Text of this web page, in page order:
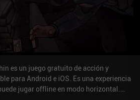
es un juego gratuito de acción y
para Android e iOS. Es una experiencia
jugar offline en modo horizontal.